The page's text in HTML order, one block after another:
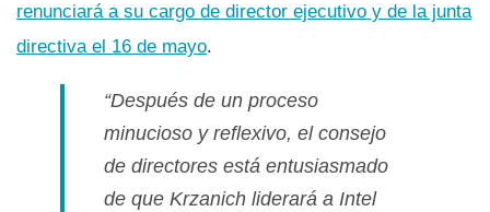
renunciará a su cargo de director ejecutivo y de la junta
directiva el 16 de mayo.
“Después de un proceso
minucioso y reflexivo, el consejo
de directores está entusiasmado
de que Krzanich liderará a Intel